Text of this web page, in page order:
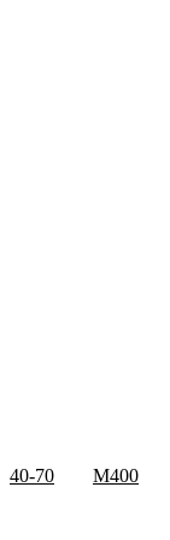
40-70 М400